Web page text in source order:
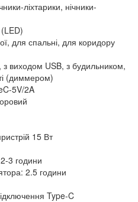
ліхтарики, нічники-
для спальні, для коридору
з виходом USB, з будильником,
(диммером)
5V/2A
15 Вт
3 години
2.5 години
Type-C